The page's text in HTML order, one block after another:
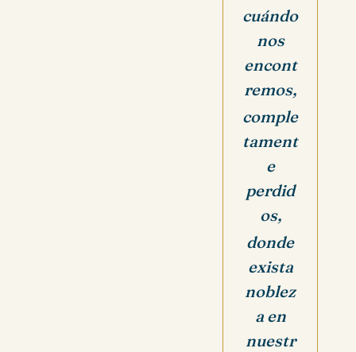
cuándo
nos
encont
remos,
comple
tament
e
perdid
os,
donde
exista
noblez
a en
nuestr